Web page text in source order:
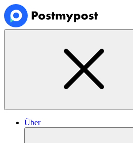
Über